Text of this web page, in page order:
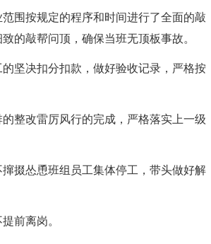
围按规定的程序和时间进行了全面的敲
的敲帮问顶，确保当班无顶板事故。
坚决扣分扣款，做好验收记录，严格按
整改雷厉风行的完成，严格落实上一级
掇怂恿班组员工集体停工，带头做好解
前离岗。